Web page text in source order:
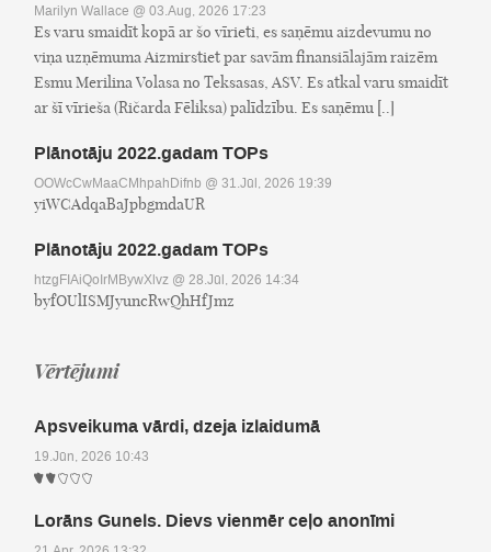
Marilyn Wallace @ 03.Aug, 2026 17:23
Es varu smaidīt kopā ar šo vīrieti, es saņēmu aizdevumu no
viņa uzņēmuma Aizmirstiet par savām finansiālajām raizēm
Esmu Merilina Volasa no Teksasas, ASV. Es atkal varu smaidīt
ar šī vīrieša (Ričarda Fēliksa) palīdzību. Es saņēmu [..]
Plānotāju 2022.gadam TOPs
OOWcCwMaaCMhpahDifnb @ 31.Jūl, 2026 19:39
yiWCAdqaBaJpbgmdaUR
Plānotāju 2022.gadam TOPs
htzgFIAiQoIrMBywXlvz @ 28.Jūl, 2026 14:34
byfOUlISMJyuncRwQhHfJmz
Vērtējumi
Apsveikuma vārdi, dzeja izlaidumā
19.Jūn, 2026 10:43
Lorāns Gunels. Dievs vienmēr ceļo anonīmi